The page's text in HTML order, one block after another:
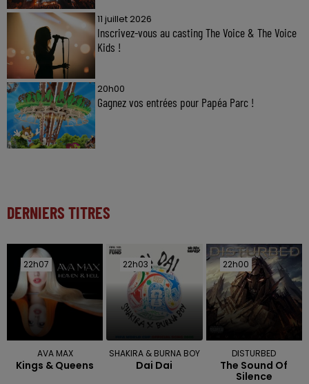
11 juillet 2026
Inscrivez-vous au casting The Voice & The Voice
Kids !
20h00
Gagnez vos entrées pour Papéa Parc !
DERNIERS TITRES
22h07
22h07
AVA MAX
Kings & Queens
22h03
22h03
SHAKIRA & BURNA BOY
Dai Dai
22h00
22h00
DISTURBED
The Sound Of
Silence